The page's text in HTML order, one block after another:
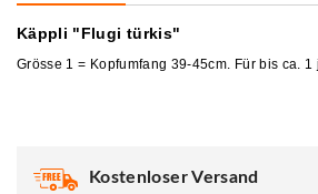
Käppli "Flugi türkis"
Grösse 1 = Kopfumfang 39-45cm. Für bis ca.
Kostenloser Versand